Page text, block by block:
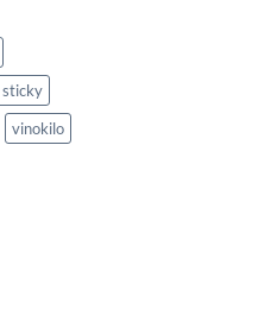
sticky
vinokilo